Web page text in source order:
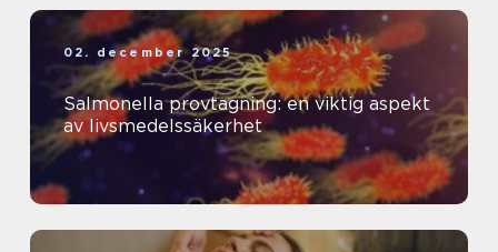
02. december 2025
Salmonella provtagning: en viktig aspekt
av livsmedelssäkerhet